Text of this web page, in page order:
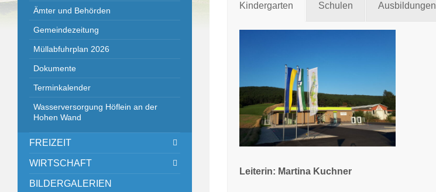
Kindergarten Schulen Ausbildungen
Leiterin: Martina Kuchner
Ämter und Behörden
Gemeindezeitung
Müllabfuhrplan 2026
Dokumente
Terminkalender
Wasserversorgung Höflein an der
Hohen Wand
FREIZEIT
WIRTSCHAFT
BILDERGALERIEN